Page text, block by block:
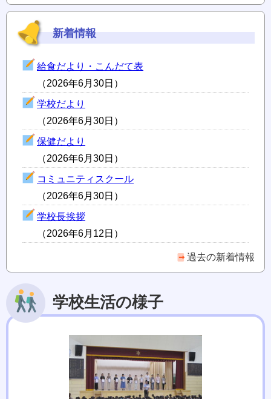
新着情報
給食だより・こんだて表
（2026年6月30日）
学校だより
（2026年6月30日）
保健だより
（2026年6月30日）
コミュニティスクール
（2026年6月30日）
学校長挨拶
（2026年6月12日）
過去の新着情報
学校生活の様子